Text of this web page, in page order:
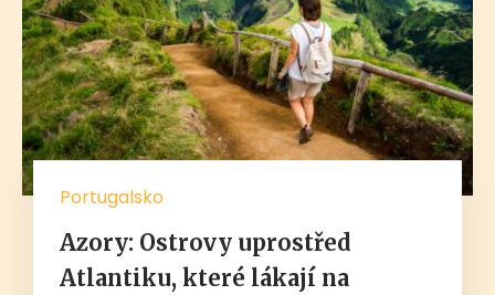
Portugalsko
Azory: Ostrovy uprostřed
Atlantiku, které lákají na